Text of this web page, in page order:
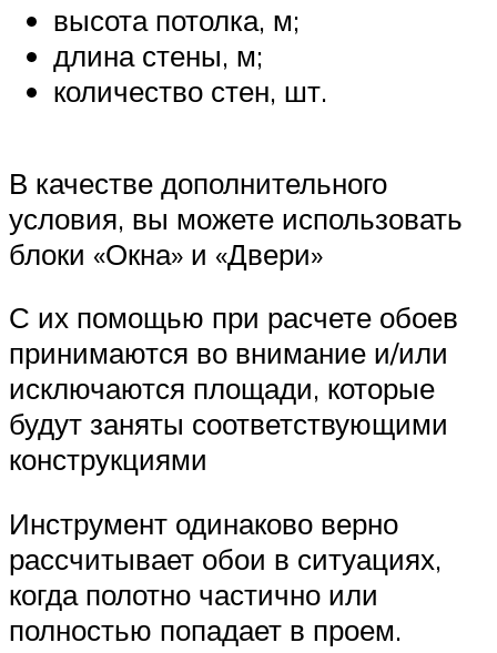
высота потолка, м;
длина стены, м;
количество стен, шт.
В качестве дополнительного
условия, вы можете использовать
блоки «Окна» и «Двери»
С их помощью при расчете обоев
принимаются во внимание и/или
исключаются площади, которые
будут заняты соответствующими
конструкциями
Инструмент одинаково верно
рассчитывает обои в ситуациях,
когда полотно частично или
полностью попадает в проем.